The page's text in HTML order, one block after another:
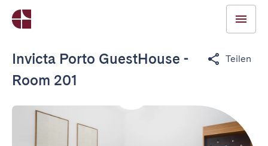
Invicta Porto GuestHouse -
Room 201
Teilen